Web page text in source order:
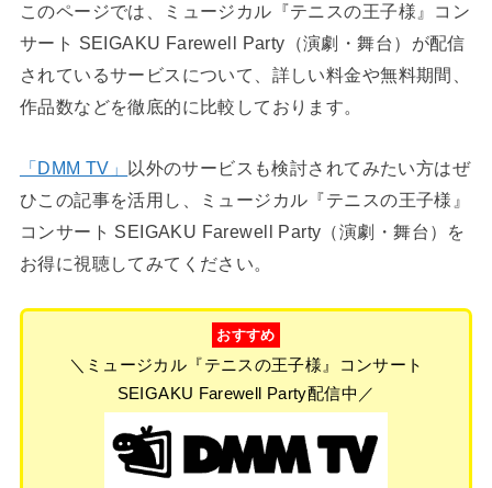
このページでは、ミュージカル『テニスの王子様』コン
サート SEIGAKU Farewell Party（演劇・舞台）が配信
されているサービスについて、詳しい料金や無料期間、
作品数などを徹底的に比較しております。
「DMM TV」 以外のサービスも検討されてみたい方はぜ
ひこの記事を活用し、ミュージカル『テニスの王子様』
コンサート SEIGAKU Farewell Party（演劇・舞台）を
お得に視聴してみてください。
おすすめ
＼ミュージカル『テニスの王子様』コンサート
SEIGAKU Farewell Party配信中／